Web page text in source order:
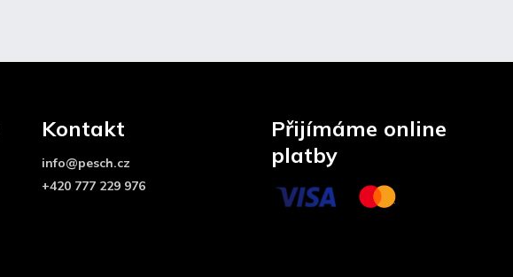
Kontakt
info@pesch.cz
+420 777 229 976
Přijímáme online
platby